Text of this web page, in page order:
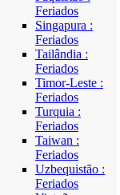
Feriados
Singapura :
Feriados
Tailândia :
Feriados
Timor-Leste :
Feriados
Turquia :
Feriados
Taiwan :
Feriados
Uzbequistão :
Feriados